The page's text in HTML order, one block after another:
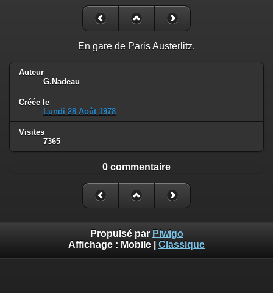
En gare de Paris Austerlitz.
Auteur
G.Nadeau
Créée le
Lundi 28 Août 1978
Visites
7365
0 commentaire
Propulsé par Piwigo
Affichage : Mobile Classique